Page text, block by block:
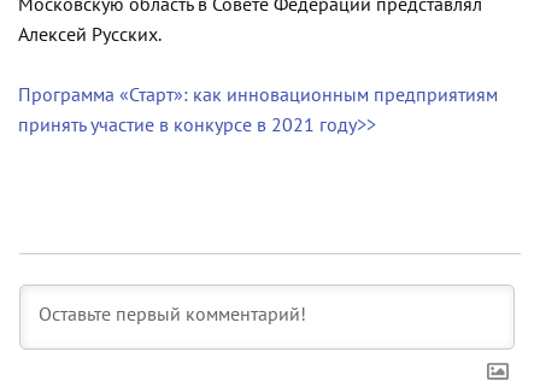
Московскую область в Совете Федерации представлял
Алексей Русских.
Программа «Старт»: как инновационным предприятиям
принять участие в конкурсе в 2021 году>>